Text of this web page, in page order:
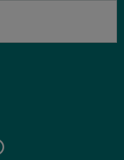
PŁATNOŚCI